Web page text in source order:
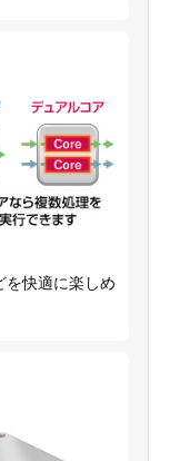
を快適に楽しめ